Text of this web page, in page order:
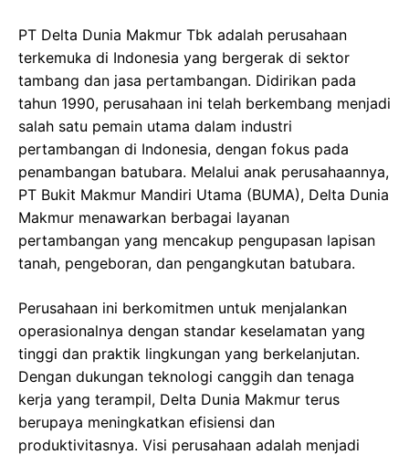
PT Delta Dunia Makmur Tbk adalah perusahaan
terkemuka di Indonesia yang bergerak di sektor
tambang dan jasa pertambangan. Didirikan pada
tahun 1990, perusahaan ini telah berkembang menjadi
salah satu pemain utama dalam industri
pertambangan di Indonesia, dengan fokus pada
penambangan batubara. Melalui anak perusahaannya,
PT Bukit Makmur Mandiri Utama (BUMA), Delta Dunia
Makmur menawarkan berbagai layanan
pertambangan yang mencakup pengupasan lapisan
tanah, pengeboran, dan pengangkutan batubara.
Perusahaan ini berkomitmen untuk menjalankan
operasionalnya dengan standar keselamatan yang
tinggi dan praktik lingkungan yang berkelanjutan.
Dengan dukungan teknologi canggih dan tenaga
kerja yang terampil, Delta Dunia Makmur terus
berupaya meningkatkan efisiensi dan
produktivitasnya. Visi perusahaan adalah menjadi